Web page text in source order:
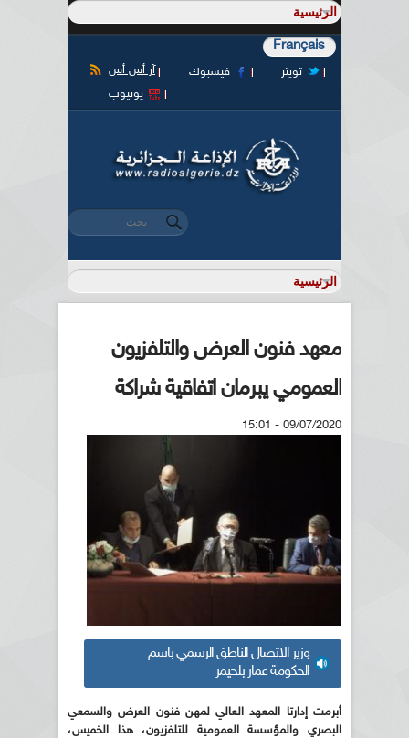
Français
آر أس أس فيسبوك
تويتر
يوتيوب
استمارة البحث
‏بحث ‏
معهد فنون العرض والتلفزيون
العمومي يبرمان اتفاقية شراكة
09/07/2020 - 15:01
وزير الاتصال الناطق الرسمي باسم
الحكومة عمار بلحيمر
أبرمت إدارتا المعهد العالي لمهن فنون العرض والسمعي
البصري والمؤسسة العمومية للتلفزيون، هذا الخميس،